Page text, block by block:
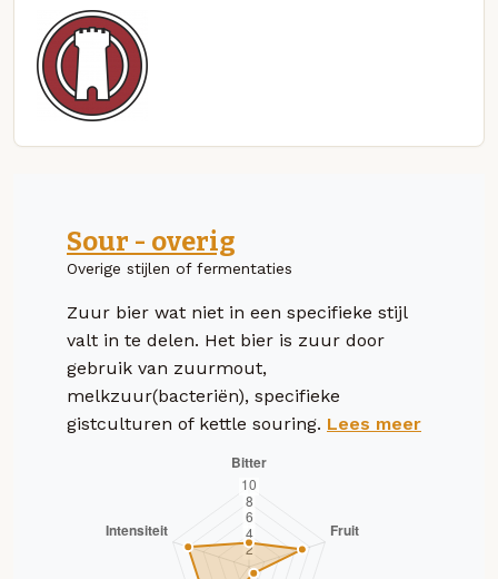
Sour - overig
Overige stijlen of fermentaties
Zuur bier wat niet in een specifieke stijl
valt in te delen. Het bier is zuur door
gebruik van zuurmout,
melkzuur(bacteriën), specifieke
gistculturen of kettle souring. Lees meer